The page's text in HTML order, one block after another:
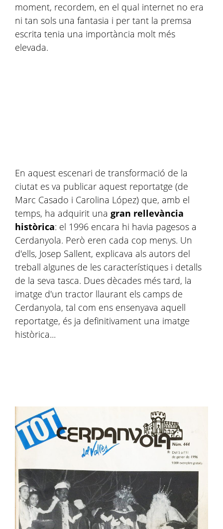
moment, recordem, en el qual internet no era
ni tan sols una fantasia i per tant la premsa
escrita tenia una importància molt més
elevada.
En aquest escenari de transformació de la
ciutat es va publicar aquest reportatge (de
Marc Casado i Carolina López) que, amb el
temps, ha adquirit una gran rellevància
històrica: el 1996 encara hi havia pagesos a
Cerdanyola. Però eren cada cop menys. Un
d'ells, Josep Sallent, explicava als autors del
treball algunes de les característiques i detalls
de la seva tasca. Dues dècades més tard, la
imatge d'un tractor llaurant els camps de
Cerdanyola, tal com ens ensenyava aquell
reportatge, és ja definitivament una imatge
històrica...